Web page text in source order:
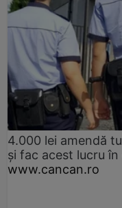
4.000 lei amendă
și fac acest lucru
www.cancan.ro